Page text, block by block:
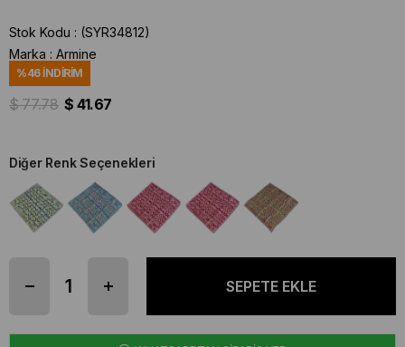
Stok Kodu
(SYR34812)
Marka : Armine
%46İNDIRIM
$ 77.78 $ 41.67
Diğer Renk Seçenekleri